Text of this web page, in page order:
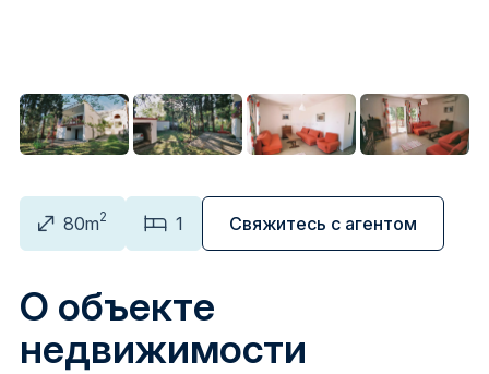
80m2 1 Свяжитесь с агентом
О объекте
недвижимости